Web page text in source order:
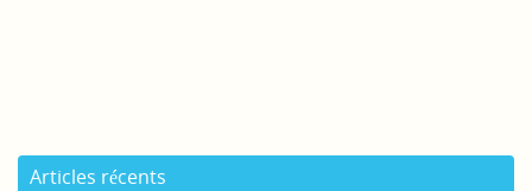
Articles récents